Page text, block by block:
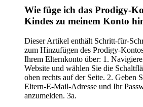
Wie füge ich das Prodigy-
Kindes zu meinem Konto
Dieser Artikel enthält Schritt-für-
zum Hinzufügen des Prodigy-
Ihrem Elternkonto über: 1.
Website und wählen Sie die
oben rechts auf der Seite. 2. Geben
Eltern-E-Mail-Adresse und Ihr
anzumelden. 3a.